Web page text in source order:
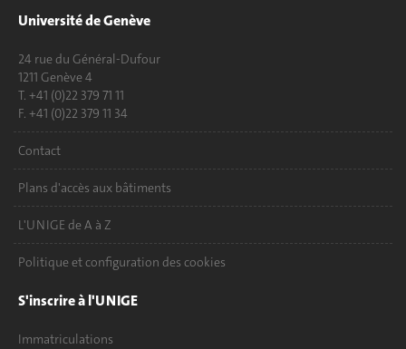
Université de Genève
24 rue du Général-Dufour
1211 Genève 4
T. +41 (0)22 379 71 11
F. +41 (0)22 379 11 34
Contact
Plans d'accès aux bâtiments
L'UNIGE de A à Z
Politique et configuration des cookies
S'inscrire à l'UNIGE
Immatriculations